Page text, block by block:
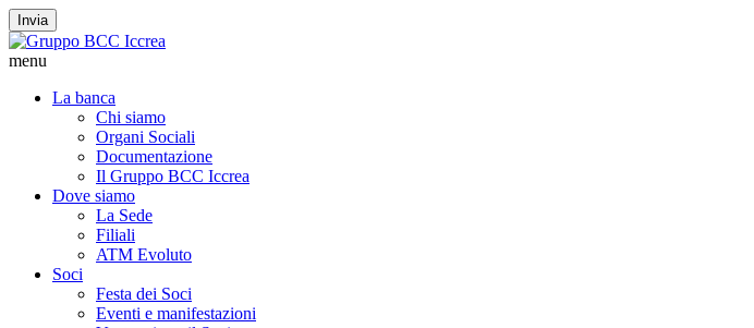
Invia
menu
La banca
Chi siamo
Organi Sociali
Documentazione
Il Gruppo BCC Iccrea
Dove siamo
La Sede
Filiali
ATM Evoluto
Soci
Festa dei Soci
Eventi e manifestazioni